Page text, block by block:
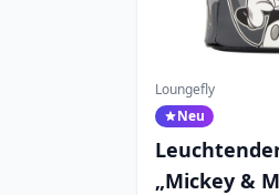
Loungefly
Neu
„Mickey &